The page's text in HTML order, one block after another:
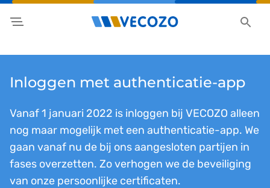
Inloggen met authenticatie-app
Vanaf 1 januari 2022 is inloggen bij VECOZO alleen
nog maar mogelijk met een authenticatie-app. We
gaan vanaf nu de bij ons aangesloten partijen in
fases overzetten. Zo verhogen we de beveiliging
van onze persoonlijke certificaten.